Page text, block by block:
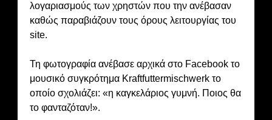
λογαριασμούς των χρηστών που την ανέβασαν
καθώς παραβιάζουν τους όρους λειτουργίας του
site.
Τη φωτογραφία ανέβασε αρχικά στο Facebook το
μουσικό συγκρότημα Kraftfuttermischwerk το
οποίο σχολιάζει: «η καγκελάριος γυμνή. Ποιος θα
το φανταζόταν!».